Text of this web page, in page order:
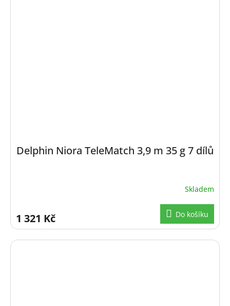
Delphin Niora TeleMatch 3,9 m 35 g 7 dílů
Skladem
1 321 Kč Do košíku